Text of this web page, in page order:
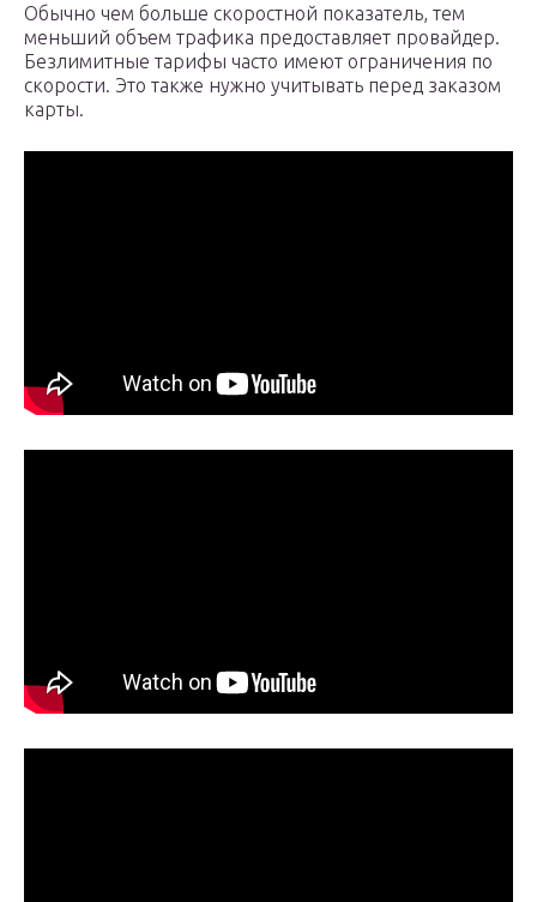
Обычно чем больше скоростной показатель, тем
меньший объем трафика предоставляет провайдер.
Безлимитные тарифы часто имеют ограничения по
скорости. Это также нужно учитывать перед заказом
карты.